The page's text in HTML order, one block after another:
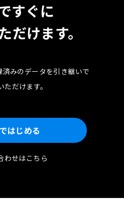
すぐに
だけます。
済みのデータを引き継いで
ただけます。
はじめる
わせはこちら